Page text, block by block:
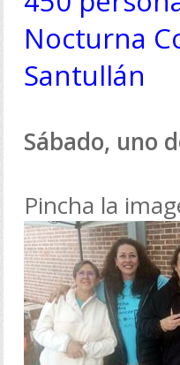
Nocturna
Santullán
Sábado, uno
Pincha la